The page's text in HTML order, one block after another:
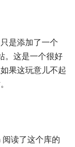
是添加了一个
。这是一个很好
果这玩意儿不起
读了这个库的